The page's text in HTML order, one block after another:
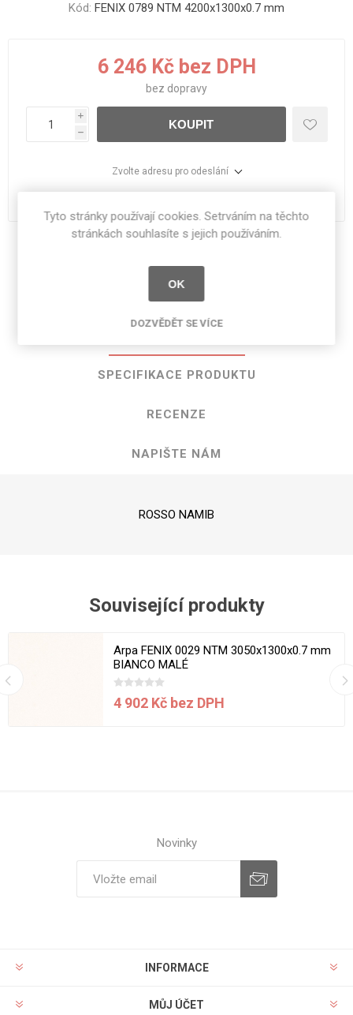
Kód: FENIX 0789 NTM 4200x1300x0.7 mm
6 246 Kč bez DPH
bez dopravy
i
h
KOUPIT
Zvolte adresu pro odeslání
SPECIFIKACE PRODUKTU
RECENZE
NAPIŠTE NÁM
ROSSO NAMIB
Související produkty
Arpa FENIX 0029 NTM 3050x1300x0.7 mm
BIANCO MALÉ
4 902 Kč bez DPH
Novinky
INFORMACE
MŮJ ÚČET
Tyto stránky používají cookies. Setrváním na těchto
stránkách souhlasíte s jejich používáním.
OK
DOZVĚDĚT SE VÍCE